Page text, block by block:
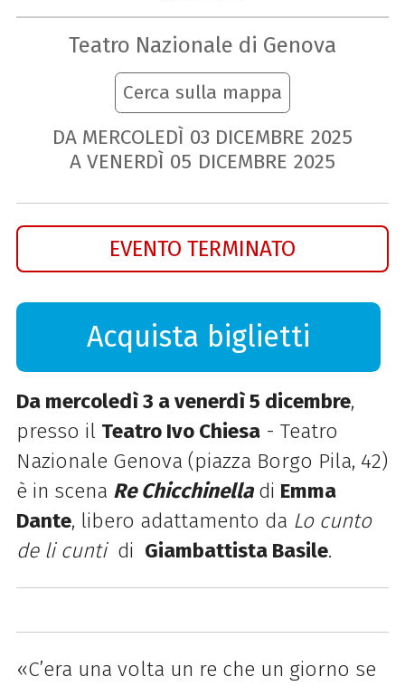
Teatro Nazionale di Genova
Cerca sulla mappa
DA MERCOLEDÌ 03 DICEMBRE 2025
A VENERDÌ 05 DICEMBRE 2025
EVENTO TERMINATO
Acquista biglietti
Da mercoledì 3 a venerdì 5 dicembre,
presso il Teatro Ivo Chiesa- Teatro
Nazionale Genova (piazza Borgo Pila, 42)
è in scena Re Chicchinelladi Emma
Dante, libero adattamento da Lo cunto
de li cunti di Giambattista Basile.
«C’era una volta un re che un giorno se